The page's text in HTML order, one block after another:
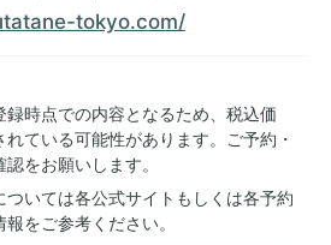
tokyo.com/
時点での内容となるため、税込価
ている可能性があります。ご予約・
をお願いします。
ついては各公式サイトもしくは各予約
をご参考ください。